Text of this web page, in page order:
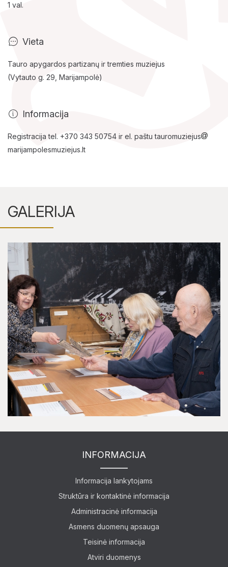
Lankytojams
Apie mus
Ekspozicijos
Edukaciniai užsiėmimai
Lankytojams
1 val.
Vieta
Tauro apygardos partizanų ir tremties muziejus
(Vytauto g. 29, Marijampolė)
Informacija
Registracija tel. +370 343 50754 ir el. paštu tauromuziejus
marijampolesmuziejus.lt
GALERIJA
INFORMACIJA
Informacija lankytojams
Struktūra ir kontaktinė informacija
Administracinė informacija
Asmens duomenų apsauga
Teisinė informacija
Atviri duomenys